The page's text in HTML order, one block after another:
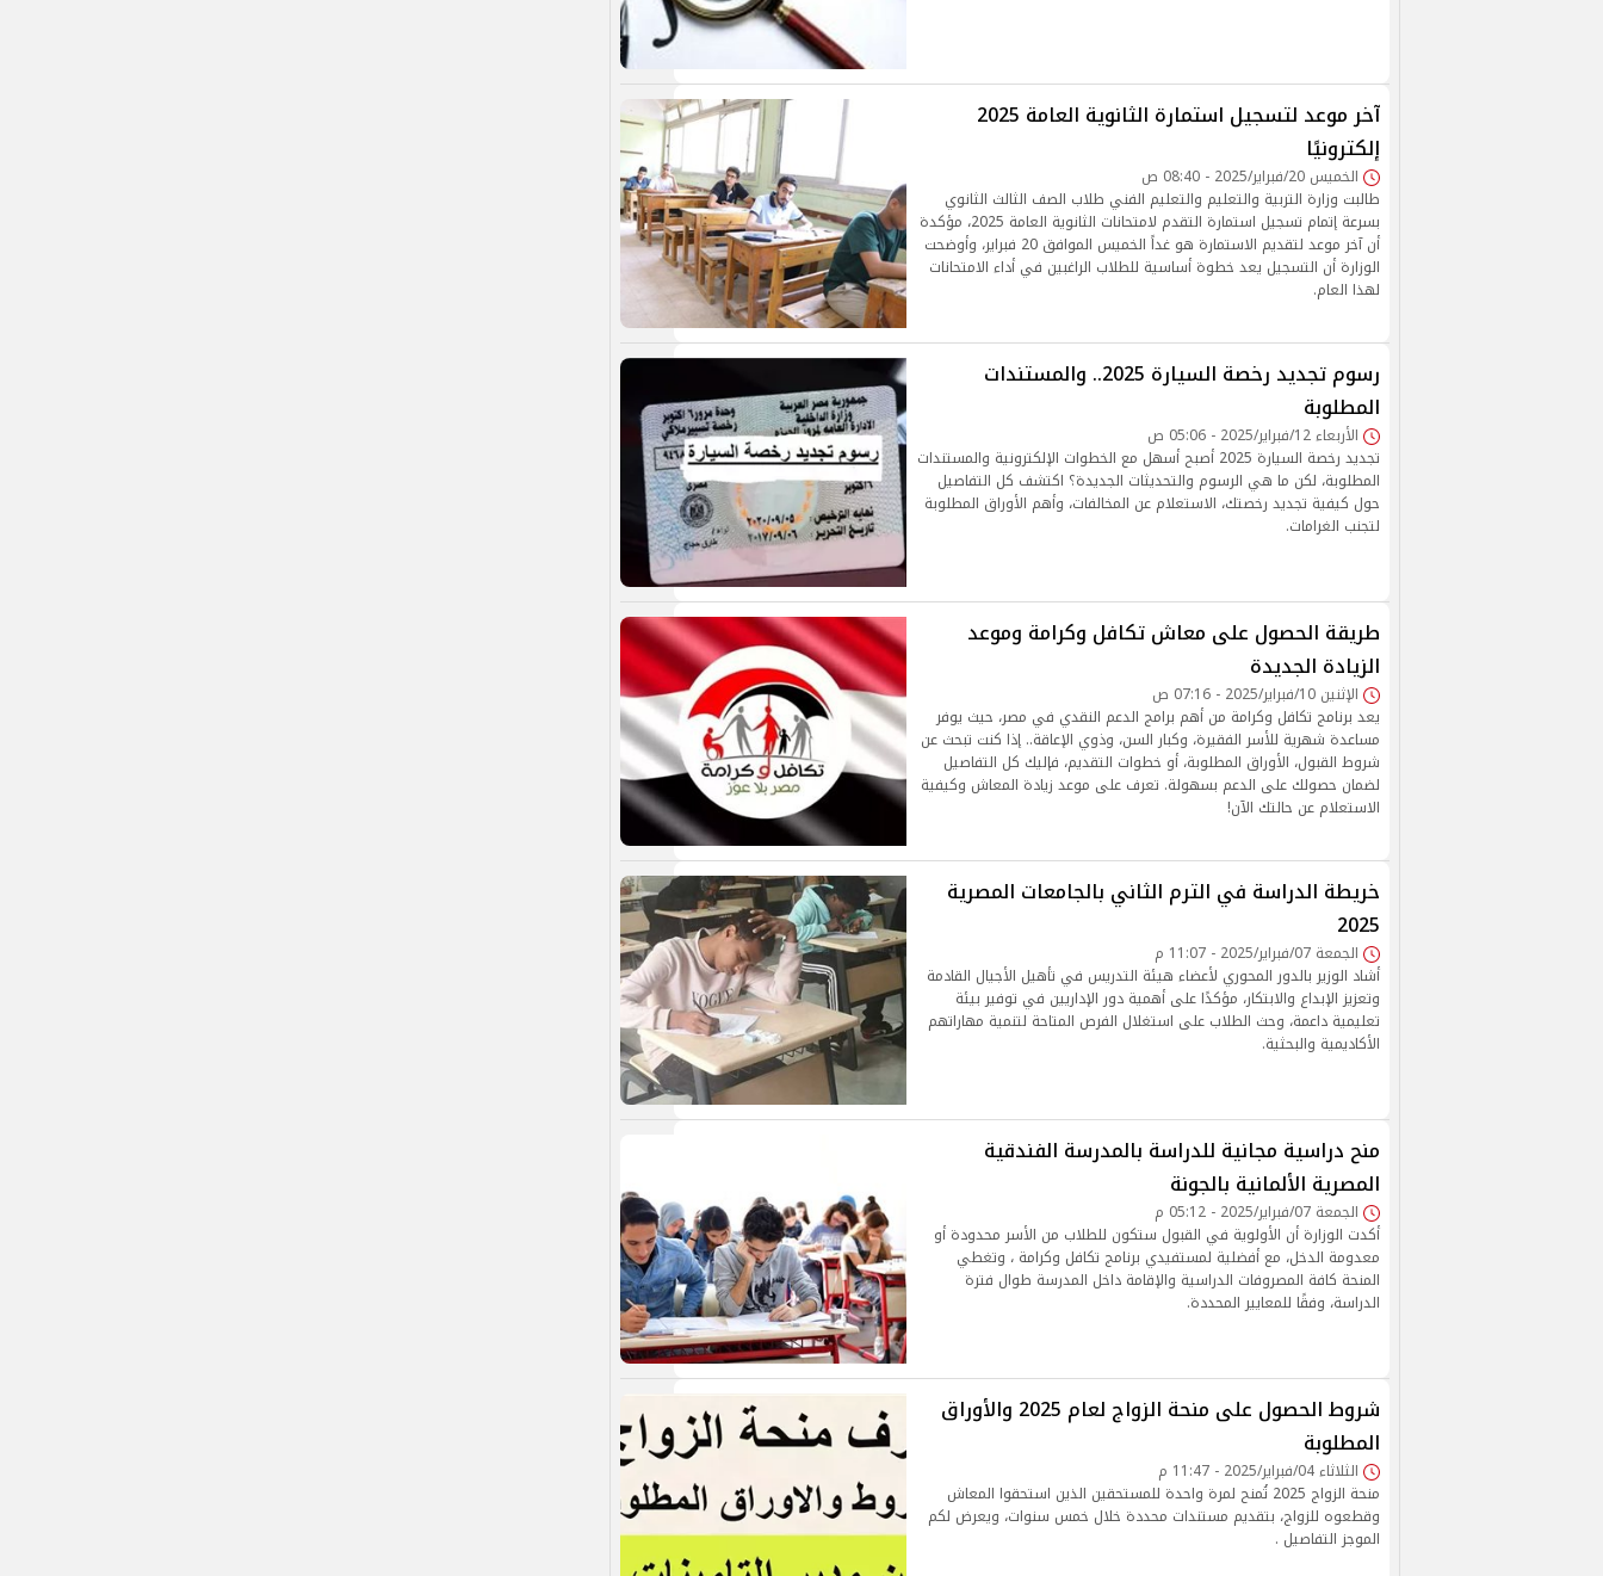
آخر موعد لتسجيل استمارة الثانوية العامة 2025
إلكترونيًا
الخميس 20/فبراير/2025 - 08:40 ص
طالبت وزارة التربية والتعليم والتعليم الفني طلاب الصف الثالث الثانوي
بسرعة إتمام تسجيل استمارة التقدم لامتحانات الثانوية العامة 2025، مؤكدة
أن آخر موعد لتقديم الاستمارة هو غداً الخميس الموافق 20 فبراير، وأوضحت
الوزارة أن التسجيل يعد خطوة أساسية للطلاب الراغبين في أداء الامتحانات
لهذا العام.
رسوم تجديد رخصة السيارة 2025.. والمستندات
المطلوبة
الأربعاء 12/فبراير/2025 - 05:06 ص
تجديد رخصة السيارة 2025 أصبح أسهل مع الخطوات الإلكترونية والمستندات
المطلوبة، لكن ما هي الرسوم والتحديثات الجديدة؟ اكتشف كل التفاصيل
حول كيفية تجديد رخصتك، الاستعلام عن المخالفات، وأهم الأوراق المطلوبة
لتجنب الغرامات.
طريقة الحصول على معاش تكافل وكرامة وموعد
الزيادة الجديدة
الإثنين 10/فبراير/2025 - 07:16 ص
يعد برنامج تكافل وكرامة من أهم برامج الدعم النقدي في مصر، حيث يوفر
مساعدة شهرية للأسر الفقيرة، وكبار السن، وذوي الإعاقة.. إذا كنت تبحث عن
شروط القبول، الأوراق المطلوبة، أو خطوات التقديم، فإليك كل التفاصيل
لضمان حصولك على الدعم بسهولة. تعرف على موعد زيادة المعاش وكيفية
الاستعلام عن حالتك الآن!
خريطة الدراسة في الترم الثاني بالجامعات المصرية
2025
الجمعة 07/فبراير/2025 - 11:07 م
أشاد الوزير بالدور المحوري لأعضاء هيئة التدريس في تأهيل الأجيال القادمة
وتعزيز الإبداع والابتكار، مؤكدًا على أهمية دور الإداريين في توفير بيئة
تعليمية داعمة، وحث الطلاب على استغلال الفرص المتاحة لتنمية مهاراتهم
الأكاديمية والبحثية.
منح دراسية مجانية للدراسة بالمدرسة الفندقية
المصرية الألمانية بالجونة
الجمعة 07/فبراير/2025 - 05:12 م
أكدت الوزارة أن الأولوية في القبول ستكون للطلاب من الأسر محدودة أو
معدومة الدخل، مع أفضلية لمستفيدي برنامج تكافل وكرامة ، وتغطي
المنحة كافة المصروفات الدراسية والإقامة داخل المدرسة طوال فترة
الدراسة، وفقًا للمعايير المحددة.
شروط الحصول على منحة الزواج لعام 2025 والأوراق
المطلوبة
الثلاثاء 04/فبراير/2025 - 11:47 م
منحة الزواج 2025 تُمنح لمرة واحدة للمستحقين الذين استحقوا المعاش
وقطعوه للزواج، بتقديم مستندات محددة خلال خمس سنوات، ويعرض لكم
الموجز التفاصيل .